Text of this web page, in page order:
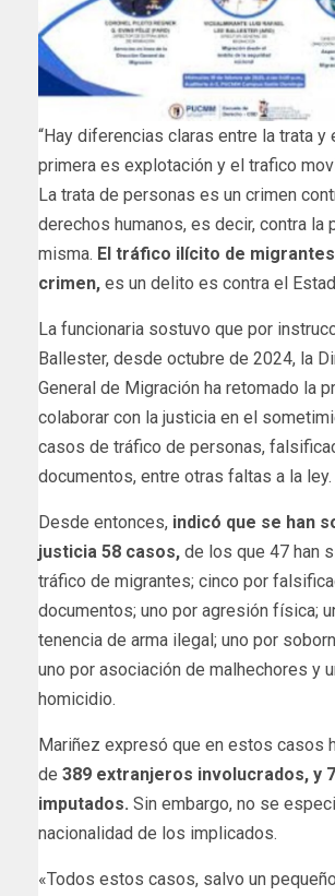
“Hay diferencias claras entre la trata y
primera es explotación y el trafico
La trata de personas es un crimen
derechos humanos, es decir, contra la
misma. El tráfico ilícito de
crimen, es un delito es contra el
La funcionaria sostuvo que por
Ballester, desde octubre de 2024, la
General de Migración ha retomado la
colaborar con la justicia en el
casos de tráfico de personas,
documentos, entre otras faltas a la ley.
Desde entonces, indicó que se han
justicia 58 casos, de los que 47 han
tráfico de migrantes; cinco por
documentos; uno por agresión física;
tenencia de arma ilegal; uno por
uno por asociación de malhechores y
homicidio.
Mariñez expresó que en estos casos
de 389 extranjeros involucrados, y
imputados. Sin embargo, no se
nacionalidad de los implicados.
«Todos estos casos, salvo un